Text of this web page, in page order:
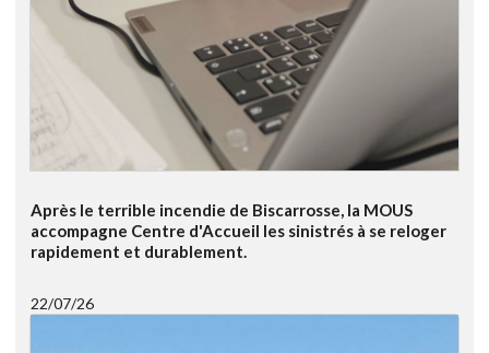
Après le terrible incendie de Biscarrosse, la MOUS
accompagne Centre d'Accueil les sinistrés à se reloger
rapidement et durablement.
22/07/26